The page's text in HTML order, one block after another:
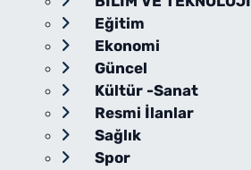
Eğitim
Ekonomi
Güncel
Kültür -Sanat
Resmi İlanlar
Sağlık
Spor